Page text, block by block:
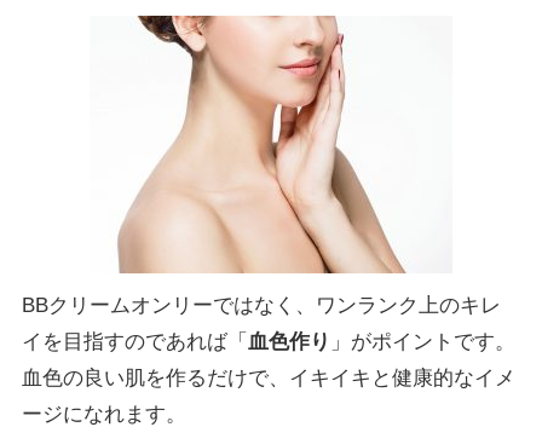
BBクリームオンリーではなく、ワンランク上のキレ
イを目指すのであれば「 血色作り 」がポイントです。
血色の良い肌を作るだけで、イキイキと健康的なイメ
ージになれます。